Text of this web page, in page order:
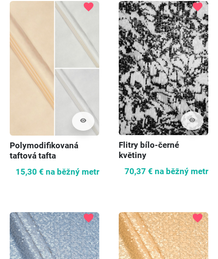
visibility
favorite
Polymodifikovaná
taftová tafta
15,30 € na běžný metr
visibility
favorite
Flitry bílo-černé
květiny
70,37 € na běžný metr
favorite favorite